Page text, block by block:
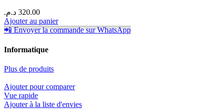
320.00 د.م.
Ajouter au panier
📲 Envoyer la commande sur WhatsApp
Informatique
Plus de produits
Ajouter pour comparer
Vue rapide
Ajouter à la liste d'envies